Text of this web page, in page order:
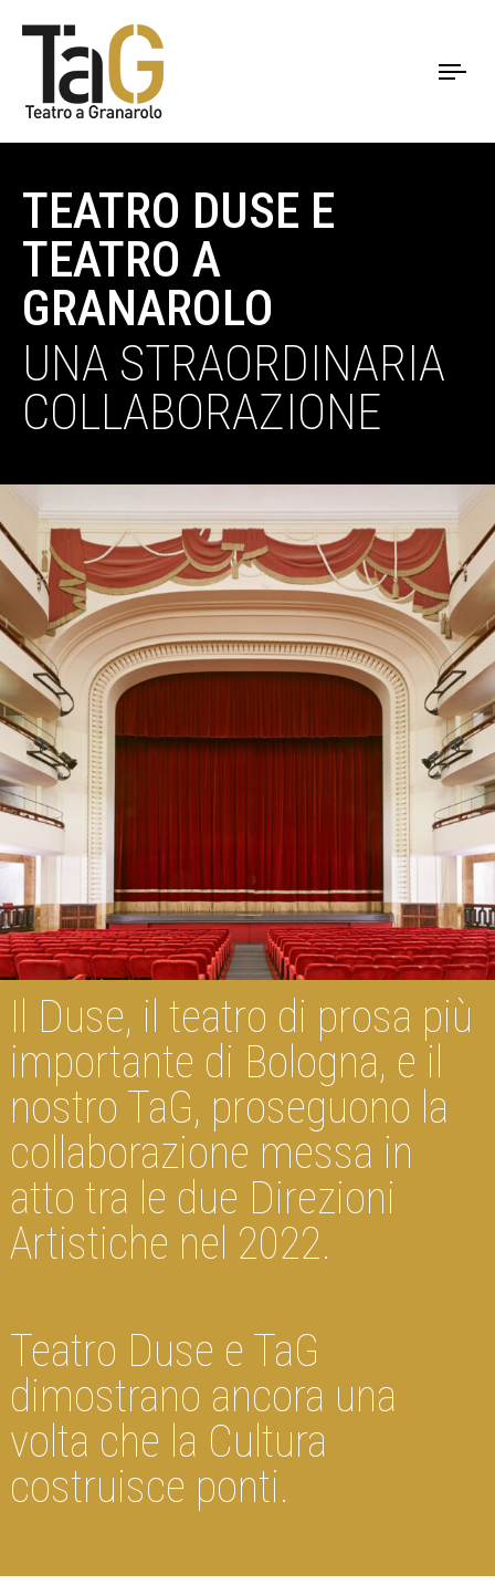
TEATRO DUSE E
TEATRO A
GRANAROLO
UNA STRAORDINARIA
COLLABORAZIONE
Il Duse, il teatro di prosa più
importante di Bologna, e il
nostro TaG, proseguono la
collaborazione messa in
atto tra le due Direzioni
Artistiche nel 2022.
Teatro Duse e TaG
dimostrano ancora una
volta che la Cultura
costruisce ponti.